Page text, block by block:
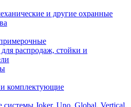
и другие охранные
распродаж, стойки и
комплектующие
системы Joker, Uno, Global, Vertical,